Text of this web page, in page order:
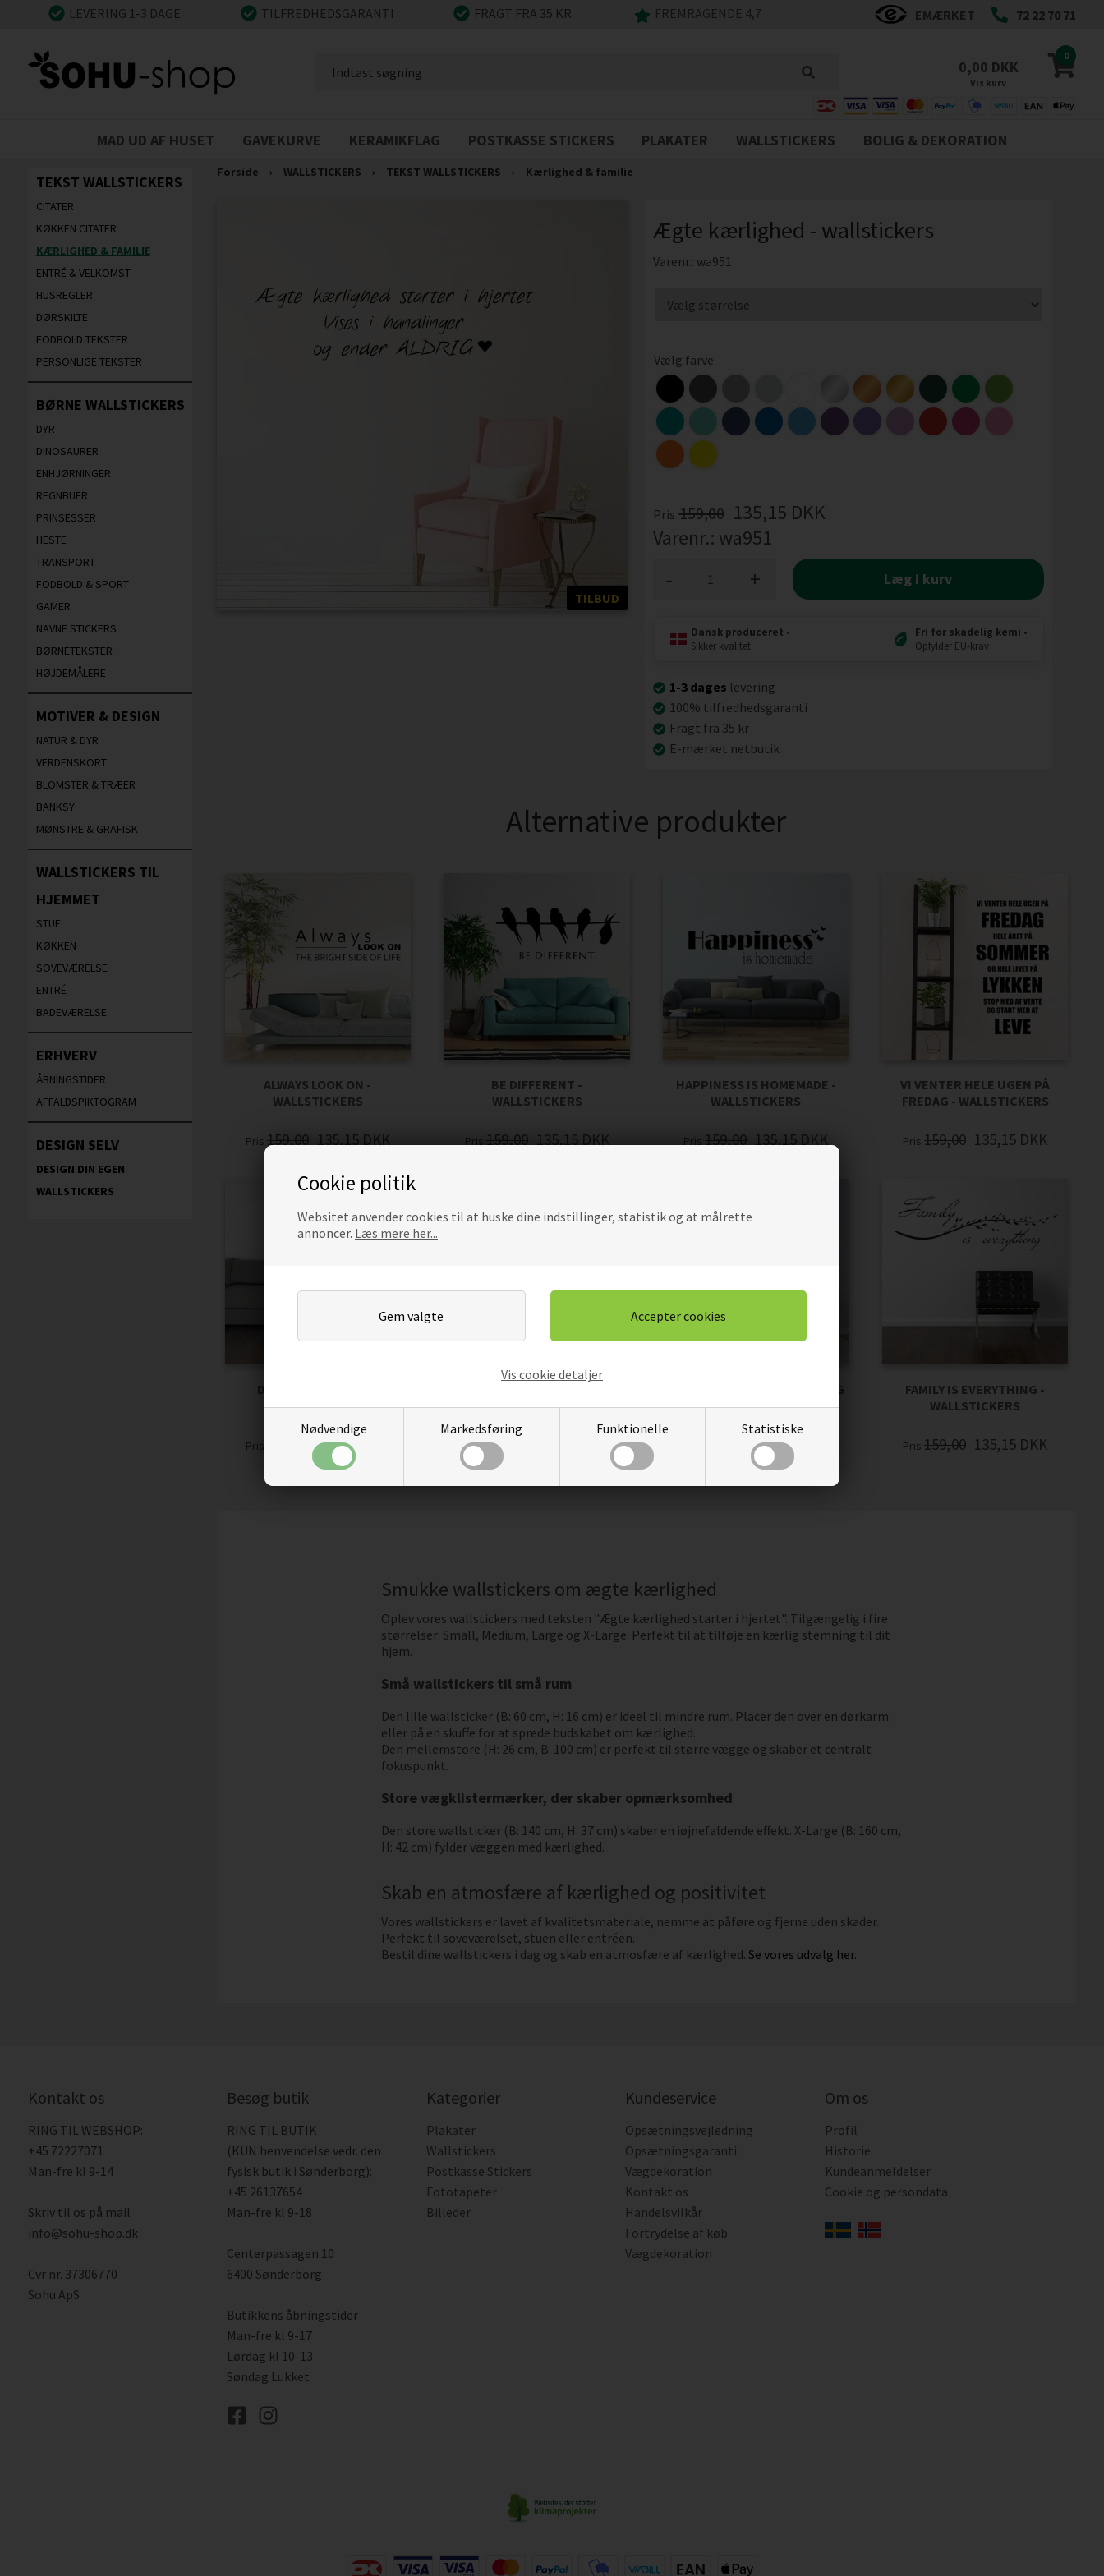
Cookie politik
Websitet anvender cookies til at huske dine indstillinger, statistik og at målrette
annoncer. Læs mere her...
Nødvendige Markedsføring Funktionelle Statistiske
Vis cookie detaljer
LEVERING 1-3 DAGE TILFREDHEDSGARANTI FRAGT FRA 35 KR. FREMRAGENDE 4,7 EMÆRKET 72 22 70 71
0
0,00 DKK
Vis kurv
MAD UD AF HUSET GAVEKURVE KERAMIKFLAG POSTKASSE STICKERS PLAKATER WALLSTICKERS BOLIG & DEKORATION
TEKST WALLSTICKERS
CITATER
KØKKEN CITATER
KÆRLIGHED & FAMILIE
ENTRÉ & VELKOMST
HUSREGLER
DØRSKILTE
FODBOLD TEKSTER
PERSONLIGE TEKSTER
BØRNE WALLSTICKERS
DYR
DINOSAURER
ENHJØRNINGER
REGNBUER
PRINSESSER
HESTE
TRANSPORT
FODBOLD & SPORT
GAMER
NAVNE STICKERS
BØRNETEKSTER
HØJDEMÅLERE
MOTIVER & DESIGN
NATUR & DYR
VERDENSKORT
BLOMSTER & TRÆER
BANKSY
MØNSTRE & GRAFISK
WALLSTICKERS TIL
HJEMMET
STUE
KØKKEN
SOVEVÆRELSE
ENTRÉ
BADEVÆRELSE
ERHVERV
ÅBNINGSTIDER
AFFALDSPIKTOGRAM
DESIGN SELV
DESIGN DIN EGEN
WALLSTICKERS
Forside › WALLSTICKERS › TEKST WALLSTICKERS › Kærlighed & familie
TILBUD
Ægte kærlighed - wallstickers
Varenr.: wa951
Vælg farve
Pris 159,00 135,15 DKK
Varenr.: wa951
+
- Læg i kurv
Dansk produceret •
Sikker kvalitet
Fri for skadelig kemi •
Opfylder EU-krav
1-3 dages levering
100% tilfredhedsgaranti
Fragt fra 35 kr
E-mærket netbutik
Alternative produkter
ALWAYS LOOK ON -
WALLSTICKERS
Pris 159,00 135,15 DKK
BE DIFFERENT -
WALLSTICKERS
Pris 159,00 135,15 DKK
HAPPINESS IS HOMEMADE -
WALLSTICKERS
Pris 159,00 135,15 DKK
VI VENTER HELE UGEN PÅ
FREDAG - WALLSTICKERS
Pris 159,00 135,15 DKK
WALLSTICKERS
Pris 194,65
WALLSTICKERS
Pris199,00
- WALLSTICKERS
194,65
FAMILY IS EVERYTHING -
WALLSTICKERS
Pris 159,00 135,15 DKK
Smukke wallstickers om ægte kærlighed
Oplev vores wallstickers med teksten "Ægte kærlighed starter i hjertet". Tilgængelig i fire
størrelser: Small, Medium, Large og X-Large. Perfekt til at tilføje en kærlig stemning til dit
hjem.
Små wallstickers til små rum
Den lille wallsticker (B: 60 cm, H: 16 cm) er ideel til mindre rum. Placer den over en dørkarm
eller på en skuffe for at sprede budskabet om kærlighed.
Den mellemstore (H: 26 cm, B: 100 cm) er perfekt til større vægge og skaber et centralt
fokuspunkt.
Store vægklistermærker, der skaber opmærksomhed
Den store wallsticker (B: 140 cm, H: 37 cm) skaber en iøjnefaldende effekt. X-Large (B: 160 cm,
H: 42 cm) fylder væggen med kærlighed.
Skab en atmosfære af kærlighed og positivitet
Vores wallstickers er lavet af kvalitetsmateriale, nemme at påføre og fjerne uden skader.
Perfekt til soveværelset, stuen eller entréen.
Bestil dine wallstickers i dag og skab en atmosfære af kærlighed. Se vores udvalg her.
Kontakt os
RING TIL WEBSHOP:
+45 72227071
Man-fre kl 9-14
Skriv til os på mail
info@sohu-shop.dk
Cvr nr. 37306770
Sohu ApS
Besøg butik
RING TIL BUTIK
(KUN henvendelse vedr. den
fysisk butik i Sønderborg):
+45 26137654
Man-fre kl 9-18
Centerpassagen 10
6400 Sønderborg
Butikkens åbningstider
Man-fre kl 9-17
Lørdag kl 10-13
Søndag Lukket
Kategorier
Plakater
Wallstickers
Postkasse Stickers
Fototapeter
Billeder
Kundeservice
Opsætningsvejledning
Opsætningsgaranti
Vægdekoration
Kontakt os
Handelsvilkår
Fortrydelse af køb
Vægdekoration
Om os
Profil
Historie
Kundeanmeldelser
Cookie og persondata